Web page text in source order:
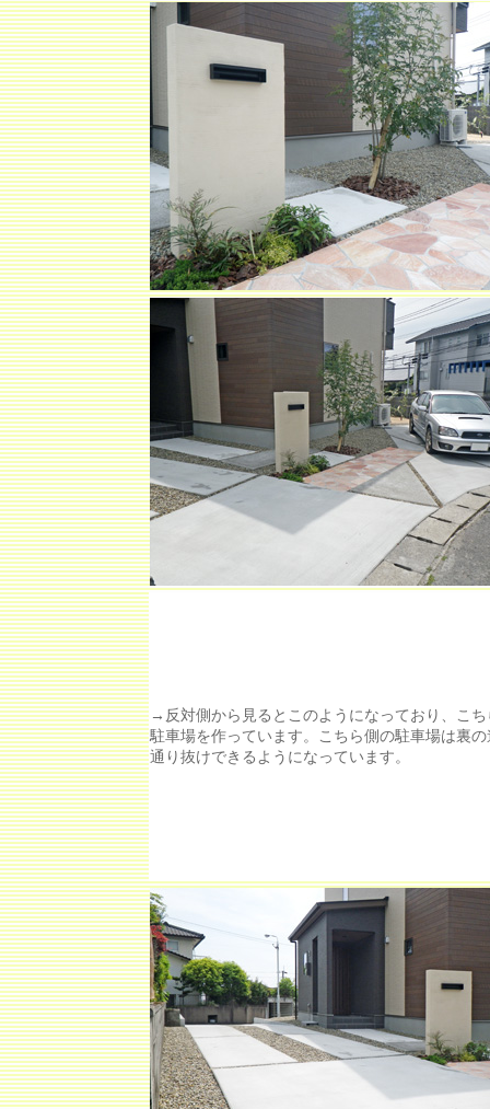
→反対側から見るとこのようになっており、こち
駐車場を作っています。こちら側の駐車場は裏の
通り抜けできるようになっています。